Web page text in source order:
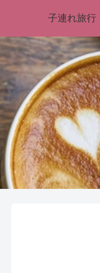
子連れ旅行